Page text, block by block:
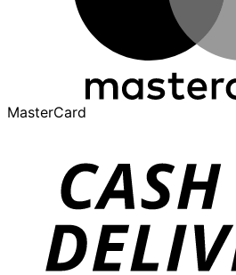
MasterCard